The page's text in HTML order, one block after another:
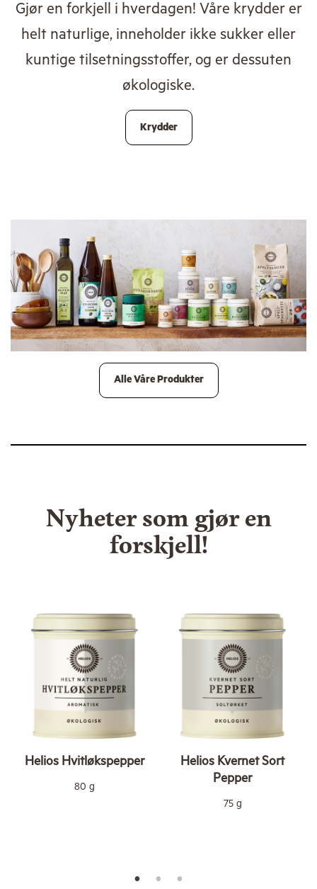
Gjør en forkjell i hverdagen! Våre krydder er
helt naturlige, inneholder ikke sukker eller
kuntige tilsetningsstoffer, og er dessuten
økologiske.
Krydder
Alle Våre Produkter
Nyheter som gjør en
forskjell!
Helios Hvitløkspepper
80 g
Helios Kvernet Sort
Pepper
75 g